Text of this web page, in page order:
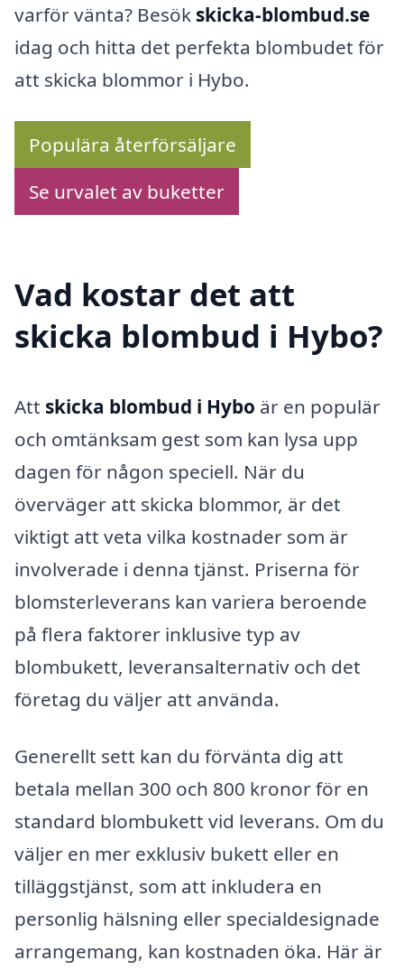
varför vänta? Besök skicka-blombud.se
idag och hitta det perfekta blombudet för
att skicka blommor i Hybo.
Populära återförsäljare
Se urvalet av buketter
Vad kostar det att
skicka blombud i Hybo?
Att skicka blombud i Hybo är en populär
och omtänksam gest som kan lysa upp
dagen för någon speciell. När du
överväger att skicka blommor, är det
viktigt att veta vilka kostnader som är
involverade i denna tjänst. Priserna för
blomsterleverans kan variera beroende
på flera faktorer inklusive typ av
blombukett, leveransalternativ och det
företag du väljer att använda.
Generellt sett kan du förvänta dig att
betala mellan 300 och 800 kronor för en
standard blombukett vid leverans. Om du
väljer en mer exklusiv bukett eller en
tilläggstjänst, som att inkludera en
personlig hälsning eller specialdesignade
arrangemang, kan kostnaden öka. Här är